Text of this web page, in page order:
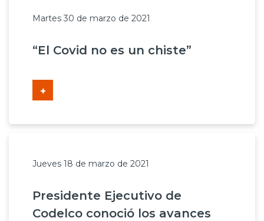
Martes 30 de marzo de 2021
“El Covid no es un chiste”
+
Jueves 18 de marzo de 2021
Presidente Ejecutivo de
Codelco conoció los avances